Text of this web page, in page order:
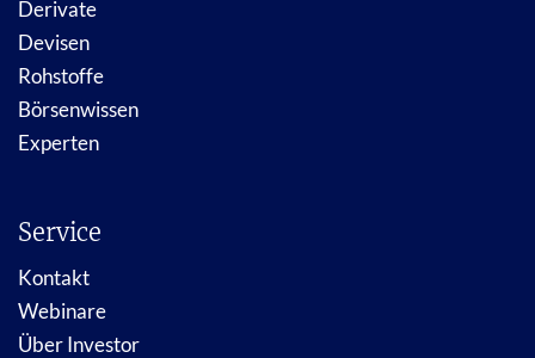
Derivate
Devisen
Rohstoffe
Börsenwissen
Experten
Service
Kontakt
Webinare
Über Investor